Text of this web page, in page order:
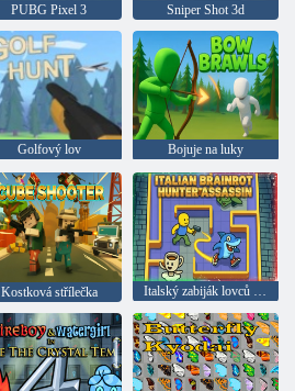
PUBG Pixel 3 Sniper Shot 3d
Golfový lov Bojuje na luky
Kostková střílečka Italský zabiják lovců mozkomorů